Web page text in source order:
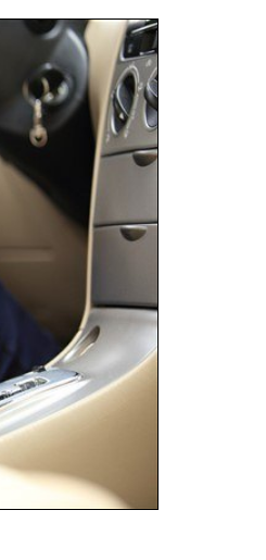
אחלה אתר מרכז את כל
ומתומצתת❤️